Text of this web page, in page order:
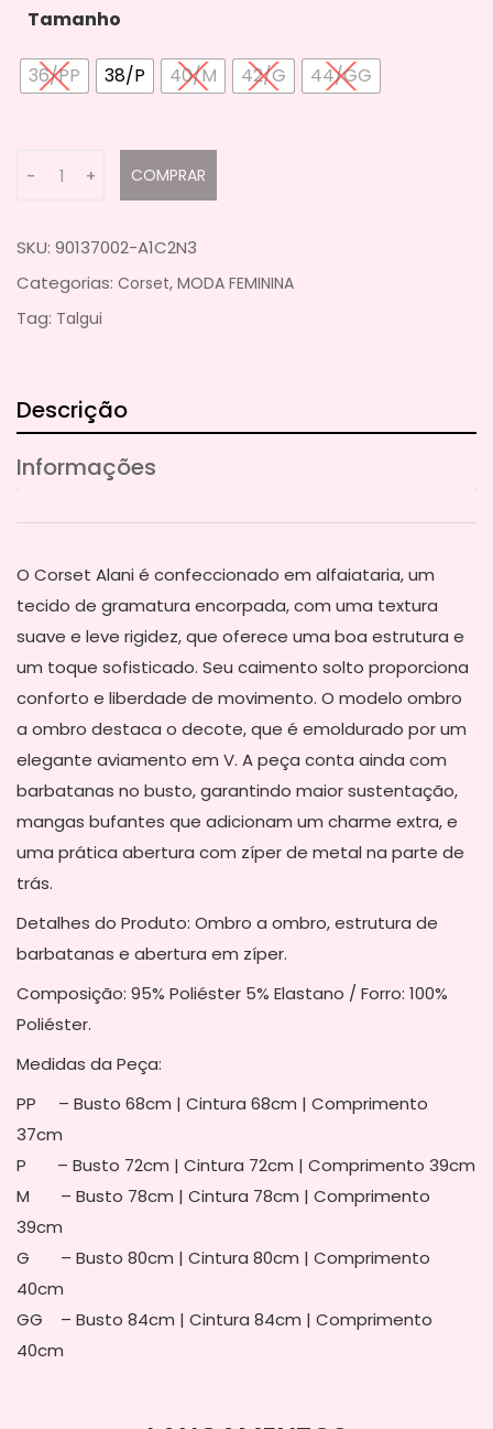
Tamanho
36/PP 38/P 40/M 42/G 44/GG
n
i
t
- + COMPRAR
SKU: 90137002-A1C2N3
Categorias: Corset, MODA FEMININA
Tag: Talgui
Descrição
Informações
O Corset Alani é confeccionado em alfaiataria, um
tecido de gramatura encorpada, com uma textura
suave e leve rigidez, que oferece uma boa estrutura e
um toque sofisticado. Seu caimento solto proporciona
conforto e liberdade de movimento. O modelo ombro
a ombro destaca o decote, que é emoldurado por um
elegante aviamento em V. A peça conta ainda com
barbatanas no busto, garantindo maior sustentação,
mangas bufantes que adicionam um charme extra, e
uma prática abertura com zíper de metal na parte de
trás.
Detalhes do Produto: Ombro a ombro, estrutura de
barbatanas e abertura em zíper.
Composição: 95% Poliéster 5% Elastano / Forro: 100%
Poliéster.
Medidas da Peça:
PP – Busto 68cm | Cintura 68cm | Comprimento
37cm
P – Busto 72cm | Cintura 72cm | Comprimento 39cm
M – Busto 78cm | Cintura 78cm | Comprimento
39cm
G – Busto 80cm | Cintura 80cm | Comprimento
40cm
GG – Busto 84cm | Cintura 84cm | Comprimento
40cm